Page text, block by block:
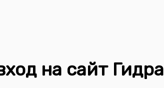
на сайт Гидра